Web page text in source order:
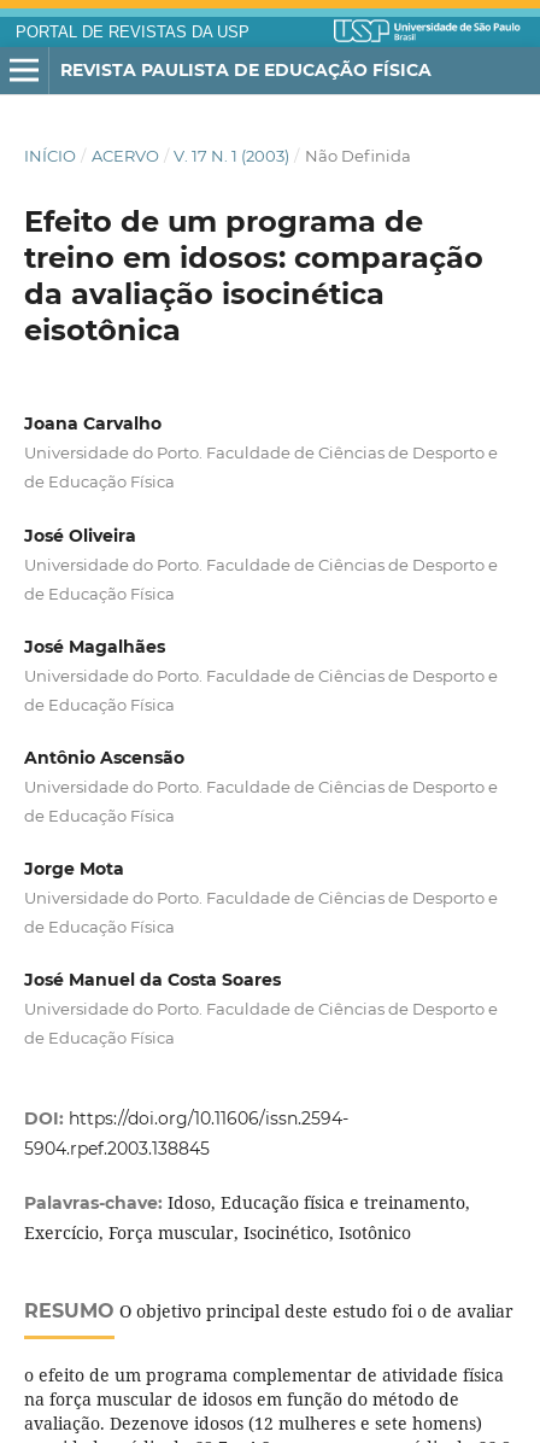
PORTAL DE REVISTAS DA USP
REVISTA PAULISTA DE EDUCAÇÃO FÍSICA
INÍCIO / ACERVO / V. 17 N. 1 (2003) / Não Definida
Efeito de um programa de
treino em idosos: comparação
da avaliação isocinética
eisotônica
Joana Carvalho
Universidade do Porto. Faculdade de Ciências de Desporto e
de Educação Física
José Oliveira
Universidade do Porto. Faculdade de Ciências de Desporto e
de Educação Física
José Magalhães
Universidade do Porto. Faculdade de Ciências de Desporto e
de Educação Física
Antônio Ascensão
Universidade do Porto. Faculdade de Ciências de Desporto e
de Educação Física
Jorge Mota
Universidade do Porto. Faculdade de Ciências de Desporto e
de Educação Física
José Manuel da Costa Soares
Universidade do Porto. Faculdade de Ciências de Desporto e
de Educação Física
DOI: https://doi.org/10.11606/issn.2594-
5904.rpef.2003.138845
Palavras-chave: Idoso, Educação física e treinamento,
Exercício, Força muscular, Isocinético, Isotônico
RESUMO O objetivo principal deste estudo foi o de avaliar
o efeito de um programa complementar de atividade física
na força muscular de idosos em função do método de
avaliação. Dezenove idosos (12 mulheres e sete homens)